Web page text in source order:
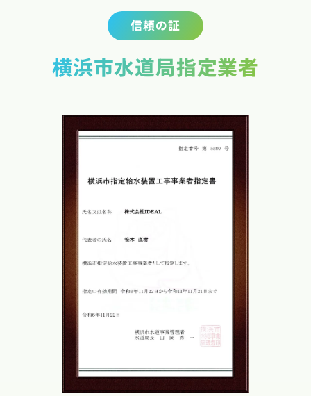
信頼の証
横浜市水道局指定業者